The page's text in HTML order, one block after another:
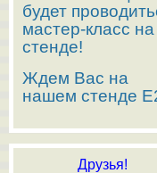
будет
мастер-класс на
стенде!
Ждем Вас на
нашем стенде
Друзья!